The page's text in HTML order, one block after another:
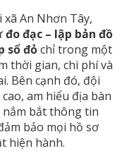
An Nhơn Tây,
đo đạc – lập bản đồ
sổ đỏchỉ trong một
thời gian, chi phí và
Bên cạnh đó, đội
am hiểu địa bàn
nắm bắt thông tin
bảo mọi hồ sơ
hiện hành.